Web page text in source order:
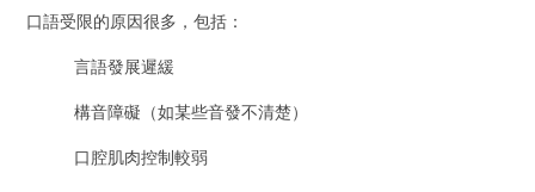
口語受限的原因很多，包括：
言語發展遲緩
構音障礙（如某些音發不清楚）
口腔肌肉控制較弱